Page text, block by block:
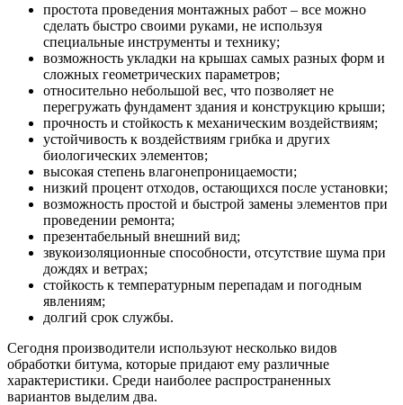
простота проведения монтажных работ – все можно
сделать быстро своими руками, не используя
специальные инструменты и технику;
возможность укладки на крышах самых разных форм и
сложных геометрических параметров;
относительно небольшой вес, что позволяет не
перегружать фундамент здания и конструкцию крыши;
прочность и стойкость к механическим воздействиям;
устойчивость к воздействиям грибка и других
биологических элементов;
высокая степень влагонепроницаемости;
низкий процент отходов, остающихся после установки;
возможность простой и быстрой замены элементов при
проведении ремонта;
презентабельный внешний вид;
звукоизоляционные способности, отсутствие шума при
дождях и ветрах;
стойкость к температурным перепадам и погодным
явлениям;
долгий срок службы.
Сегодня производители используют несколько видов
обработки битума, которые придают ему различные
характеристики. Среди наиболее распространенных
вариантов выделим два.